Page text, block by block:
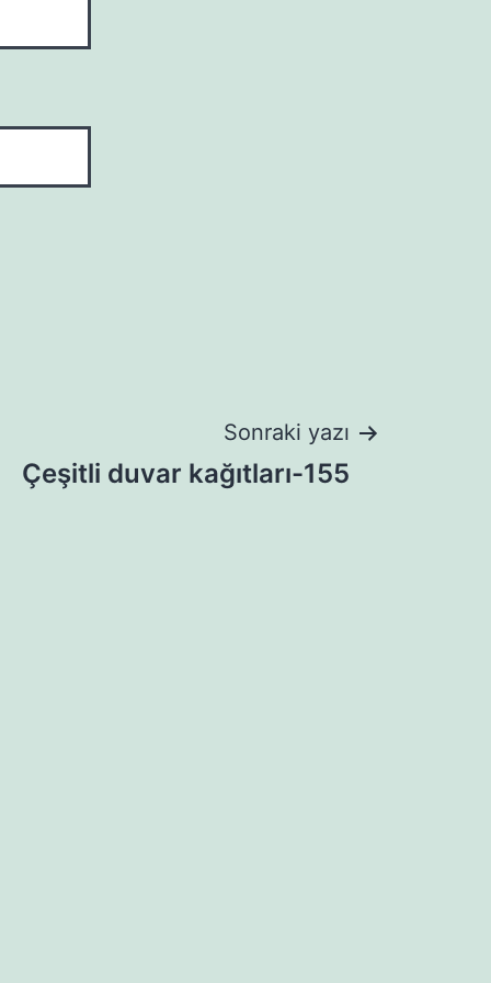
Sonraki yazı
Çeşitli duvar kağıtları-155